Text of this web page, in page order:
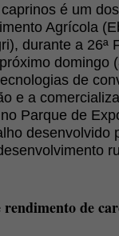
é um
Agrícola
durante a 26ª
domingo
de
e a
Parque de
desenvolvido
de